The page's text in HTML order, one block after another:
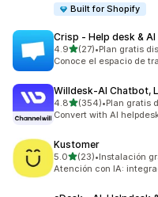
Built for Shopify
Crisp ‑ Help desk &
4.9de 5 estrellas
(27)
27 reseñas en total
•Plan gratis
Conoce el espacio de
Willdesk‑AI Chatbot,
4.8de 5 estrellas
(354)
354 reseñas en total
•Plan gratis
Convert with AI
Kustomer
5.0de 5 estrellas
(23)
23 reseñas en total
•Instalación
Atención con IA: